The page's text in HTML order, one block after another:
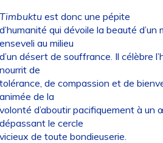
est donc une pépite
qui dévoile la beauté d’un
au milieu
désert de souffrance. Il célèbre
de
de compassion et de
de la
d’aboutir pacifiquement à un
le cercle
de toute bondieuserie.